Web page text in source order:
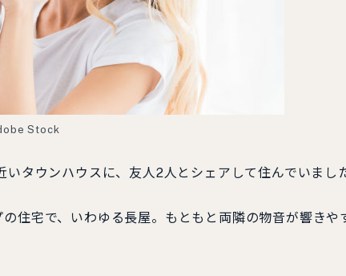
Stock
タウンハウスに、友人2人とシェアして住んでいまし
住宅で、いわゆる長屋。もともと両隣の物音が響きや